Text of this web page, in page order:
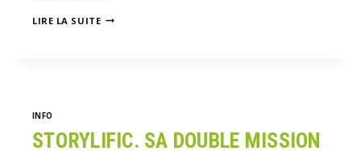
LIRE LA SUITEPREMIÈRE
INFO
STORYLIFIC. SA DOUBLE MISSION